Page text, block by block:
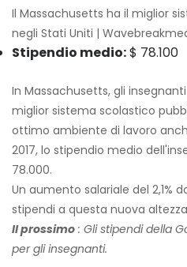
Il Massachusetts ha il miglior
negli Stati Uniti |
Stipendio medio:$ 78.100
In Massachusetts, gli
miglior sistema scolastico
ottimo ambiente di lavoro
2017, lo stipendio medio
78.000.
Un aumento salariale del 2,1%
stipendi a questa nuova
Il prossimo : Gli stipendi della
per gli insegnanti.